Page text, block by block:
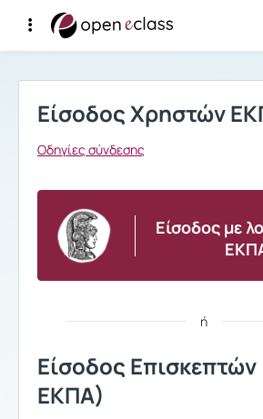
Σύνδεση
Είσοδος Χρηστών
Οδηγίες σύνδεσης
Είσοδος με
ή
Είσοδος Επισκεπτών
ΕΚΠΑ)